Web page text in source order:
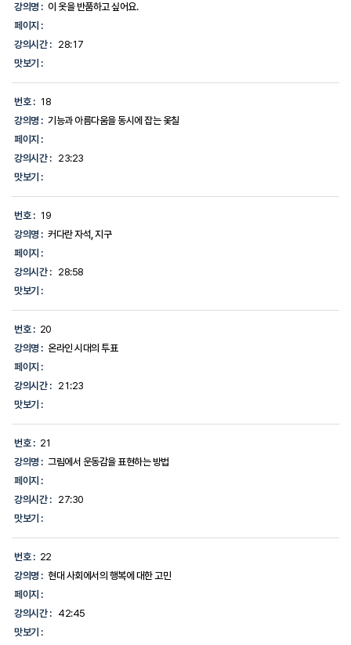
강의명 : 이 옷을 반품하고 싶어요.
페이지 :
강의시간 :
28:17
맛보기 :
번호 : 18
강의명 : 기능과 아름다움을 동시에 잡는 옻칠
페이지 :
강의시간 :
23:23
맛보기 :
번호 : 19
강의명 : 커다란 자석, 지구
페이지 :
강의시간 :
28:58
맛보기 :
번호 : 20
강의명 : 온라인 시대의 투표
페이지 :
강의시간 :
21:23
맛보기 :
번호 : 21
강의명 : 그림에서 운동감을 표현하는 방법
페이지 :
강의시간 :
27:30
맛보기 :
번호 : 22
강의명 : 현대 사회에서의 행복에 대한 고민
페이지 :
강의시간 :
42:45
맛보기 :